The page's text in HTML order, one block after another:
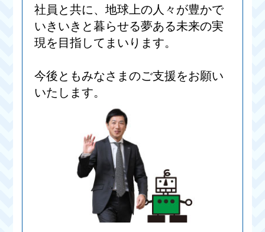
社員と共に、地球上の人々が豊かで
いきいきと暮らせる夢ある未来の実
現を目指してまいります。
今後ともみなさまのご支援をお願い
いたします。